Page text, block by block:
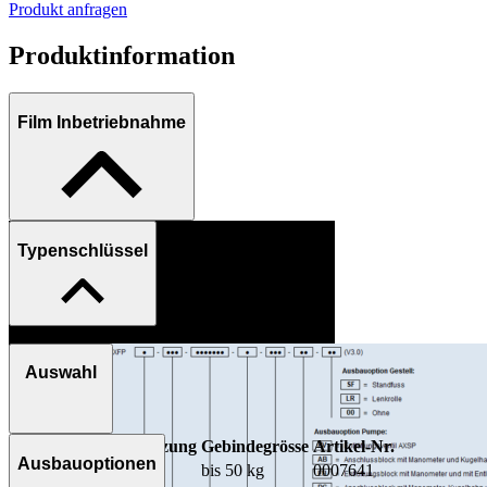
Produkt anfragen
Produktinformation
Film Inbetriebnahme
Typenschlüssel
Auswahl
Übersetzung Gebindegrösse Artikel-Nr.
AXFP3-S25 25:1 bis 50 kg
0007641
Ausbauoptionen